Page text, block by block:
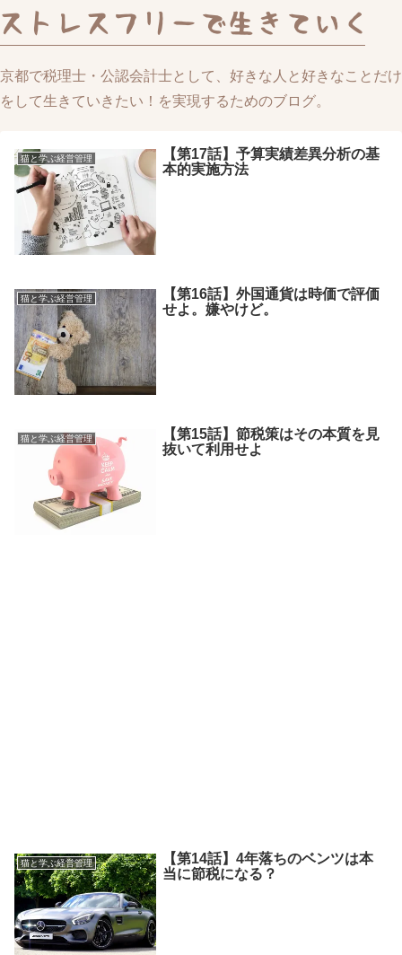
京都で税理士・公認会計士として、好きな人と好きなことだけ
をして生きていきたい！を実現するためのブログ。
猫と学ぶ経営管理
【第17話】予算実績差異分析の基
本的実施方法
猫と学ぶ経営管理
【第16話】外国通貨は時価で評価
せよ。嫌やけど。
猫と学ぶ経営管理
【第15話】節税策はその本質を見
抜いて利用せよ
猫と学ぶ経営管理
【第14話】4年落ちのベンツは本
当に節税になる？